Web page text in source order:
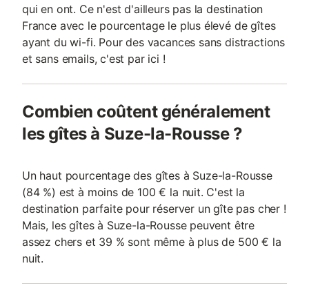
qui en ont. Ce n'est d'ailleurs pas la destination
France avec le pourcentage le plus élevé de gîtes
ayant du wi-fi. Pour des vacances sans distractions
et sans emails, c'est par ici !
Combien coûtent généralement
les gîtes à Suze-la-Rousse ?
Un haut pourcentage des gîtes à Suze-la-Rousse
(84 %) est à moins de 100 € la nuit. C'est la
destination parfaite pour réserver un gîte pas cher !
Mais, les gîtes à Suze-la-Rousse peuvent être
assez chers et 39 % sont même à plus de 500 € la
nuit.